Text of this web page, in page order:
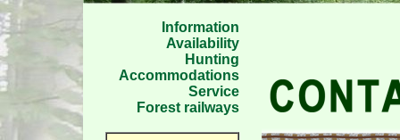
Information
Availability
Hunting
Accommodations
Service
Forest railways